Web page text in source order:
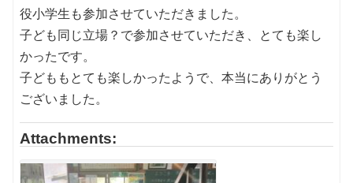
役小学生も参加させていただきました。
子ども同じ立場？で参加させていただき、とても楽し
かったです。
子どももとても楽しかったようで、本当にありがとう
ございました。
Attachments: